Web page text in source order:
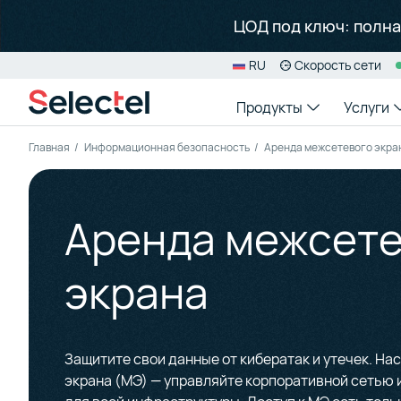
ЦОД под ключ:
RU
EN
Скорость сети
Продукты Услуги
Об
Главная Информационная безопасность Аренда межсетевого
Аренда
экрана
Защитите свои данные от кибератак и утечек.
экрана (МЭ) — управляйте корпоративной сетью